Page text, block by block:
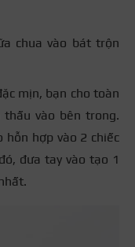
chua vào bát trộn
mịn, bạn cho toàn
vào bên trong.
hợp vào 2 chiếc
đưa tay vào tạo 1